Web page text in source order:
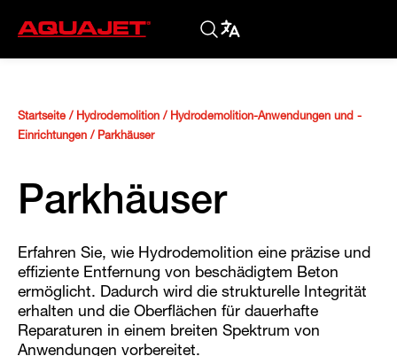
Startseite / Hydrodemolition / Hydrodemolition-Anwendungen und -
Einrichtungen / Parkhäuser
Parkhäuser
Erfahren Sie, wie Hydrodemolition eine präzise und
effiziente Entfernung von beschädigtem Beton
ermöglicht. Dadurch wird die strukturelle Integrität
erhalten und die Oberflächen für dauerhafte
Reparaturen in einem breiten Spektrum von
Anwendungen vorbereitet.